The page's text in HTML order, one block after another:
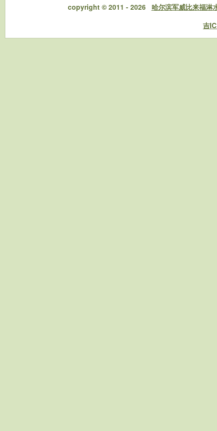
copyright © 2011 - 2026 哈尔滨军威比来福淋
吉